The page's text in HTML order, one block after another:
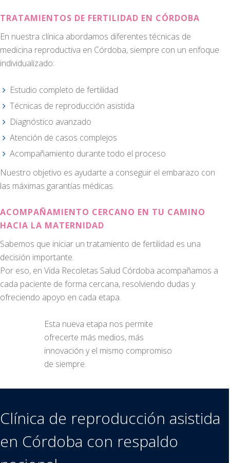
TRATAMIENTOS DE FERTILIDAD EN CÓRDOBA
En nuestra clínica abordamos diferentes técnicas de
medicina reproductiva en Córdoba, siempre con un enfoque
individualizado:
Estudio completo de fertilidad
Técnicas de reproducción asistida
Diagnóstico avanzado
Atención de casos complejos
Acompañamiento durante todo el proceso
Nuestro objetivo es ayudarte a conseguir el embarazo con
las máximas garantías médicas.
ACOMPAÑAMIENTO CERCANO EN TU CAMINO
HACIA LA MATERNIDAD
Sabemos que iniciar un tratamiento de fertilidad es una
decisión importante.
Por eso, en Vida Recoletas Salud Córdoba acompañamos a
cada paciente de forma cercana, resolviendo dudas y
ofreciendo apoyo en cada etapa.
Esta nueva etapa nos permite
ofrecerte más medios, más
innovación y el mismo compromiso
de siempre.
Clínica de reproducción asistida
en Córdoba con respaldo